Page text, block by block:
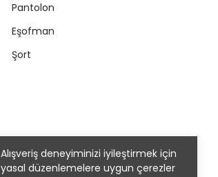
Alışveriş deneyiminizi iyileştirmek için
yasal düzenlemelere uygun çerezler
Pantolon
Eşofman
Şort